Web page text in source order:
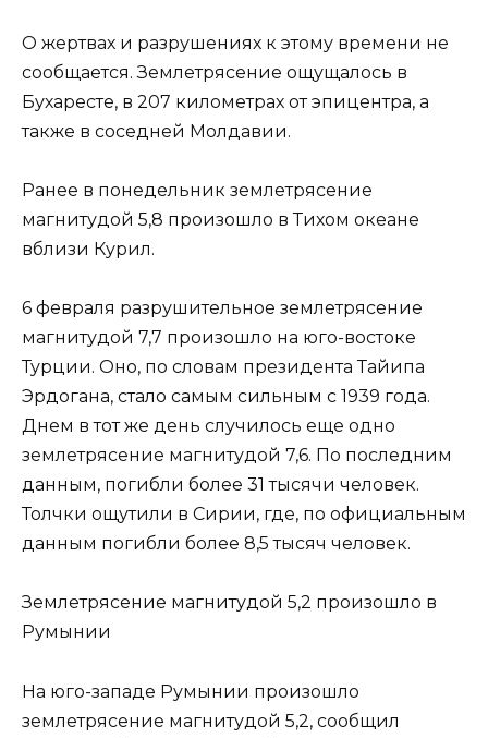
О жертвах и разрушениях к этому времени не
сообщается. Землетрясение ощущалось в
Бухаресте, в 207 километрах от эпицентра, а
также в соседней Молдавии.
Ранее в понедельник землетрясение
магнитудой 5,8 произошло в Тихом океане
вблизи Курил.
6 февраля разрушительное землетрясение
магнитудой 7,7 произошло на юго-востоке
Турции. Оно, по словам президента Тайипа
Эрдогана, стало самым сильным с 1939 года.
Днем в тот же день случилось еще одно
землетрясение магнитудой 7,6. По последним
данным, погибли более 31 тысячи человек.
Толчки ощутили в Сирии, где, по официальным
данным погибли более 8,5 тысяч человек.
Землетрясение магнитудой 5,2 произошло в
Румынии
На юго-западе Румынии произошло
землетрясение магнитудой 5,2, сообщил